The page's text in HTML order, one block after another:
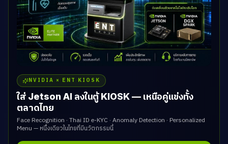
NVIDIA × ENT KIOSK
ใส่ Jetson AI ลงในตู้ KIOSK — เหนือคู่แข่งทั้ง
ตลาดไทย
Face Recognition · Thai ID e-KYC · Anomaly Detection · Personalized
Menu — หนึ่งเดียวในไทยที่มีนวัตกรรมนี้